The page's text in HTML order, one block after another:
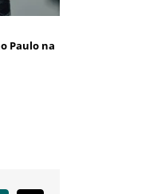
Paulo na